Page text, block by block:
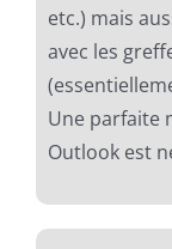
etc.) mais
avec les
Une parfaite
Outlook est